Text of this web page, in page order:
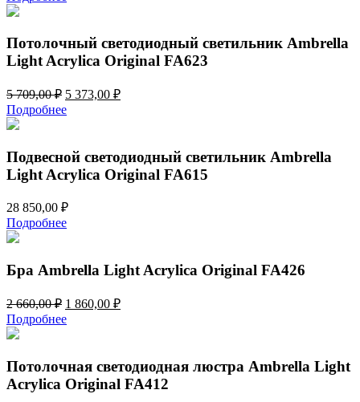
Потолочный светодиодный светильник Ambrella
Light Acrylica Original FA623
5 709,00₽ Первоначальная
цена
составляла
709,00 ₽.
5 373,00 ₽Текущая
Подробнее
Подвесной светодиодный светильник Ambrella
Light Acrylica Original FA615
28 850,00 ₽
Подробнее
Бра Ambrella Light Acrylica Original FA426
2 660,00₽ Первоначальная
цена
составляла
1 860,00 ₽Текущая
Подробнее
Потолочная светодиодная люстра Ambrella Light
Acrylica Original FA412